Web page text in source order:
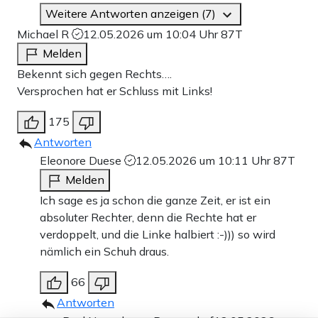
Weitere Antworten anzeigen (7)
Michael R
12.05.2026 um 10:04 Uhr87T
Melden
Bekennt sich gegen Rechts….
Versprochen hat er Schluss mit Links!
175
Antworten
Eleonore Duese
12.05.2026 um 10:11 Uhr87T
Melden
Ich sage es ja schon die ganze Zeit, er ist ein
absoluter Rechter, denn die Rechte hat er
verdoppelt, und die Linke halbiert :-))) so wird
nämlich ein Schuh draus.
66
Antworten